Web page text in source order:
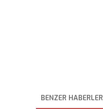
BENZER HABERLER